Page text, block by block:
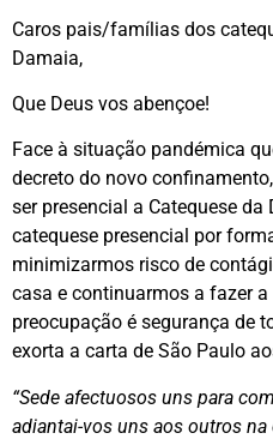
Caros pais/famílias dos
Damaia,
Que Deus vos abençoe!
Face à situação pandémica
decreto do novo
ser presencial a Catequese
catequese presencial por
minimizarmos risco de
casa e continuarmos a fazer
preocupação é segurança de
exorta a carta de São Paulo
“Sede afectuosos uns para
adiantai-vos uns aos outros